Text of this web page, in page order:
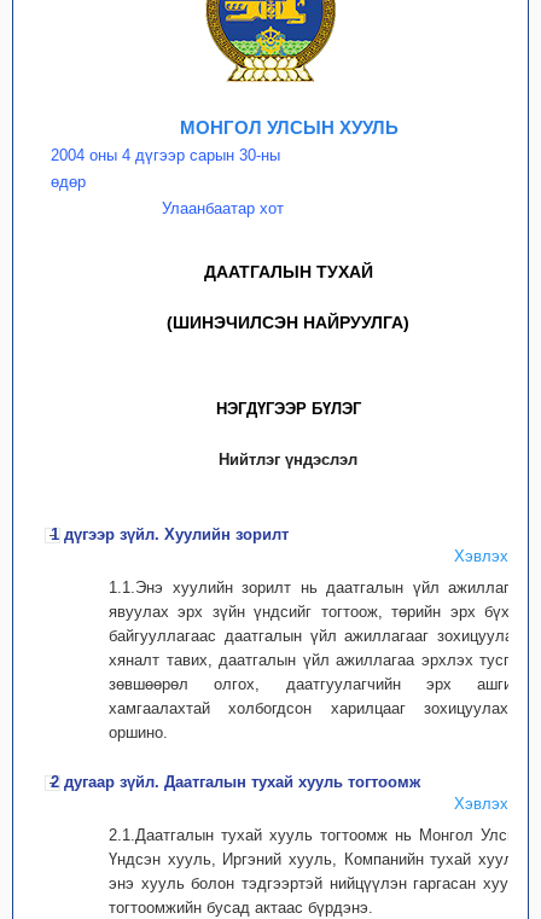
МОНГОЛ УЛСЫН ХУУЛЬ
2004 оны 4 дүгээр сарын 30-ны
өдөр
Улаанбаатар хот
ДААТГАЛЫН ТУХАЙ
(ШИНЭЧИЛСЭН НАЙРУУЛГА)
НЭГДҮГЭЭР БҮЛЭГ
Нийтлэг үндэслэл
1 дүгээр зүйл. Хуулийн зорилт
Хэвлэх
1.1.Энэ хуулийн зорилт нь даатгалын үйл ажиллагаа
явуулах эрх зүйн үндсийг тогтоож, төрийн эрх бүхий
байгууллагаас даатгалын үйл ажиллагааг зохицуулах,
хяналт тавих, даатгалын үйл ажиллагаа эрхлэх тусгай
зөвшөөрөл олгох, даатгуулагчийн эрх ашгийг
хамгаалахтай холбогдсон харилцааг зохицуулахад
оршино.
2 дугаар зүйл. Даатгалын тухай хууль тогтоомж
Хэвлэх
2.1.Даатгалын тухай хууль тогтоомж нь Монгол Улсын
Үндсэн хууль, Иргэний хууль, Компанийн тухай хууль,
энэ хууль болон тэдгээртэй нийцүүлэн гаргасан хууль
тогтоомжийн бусад актаас бүрдэнэ.